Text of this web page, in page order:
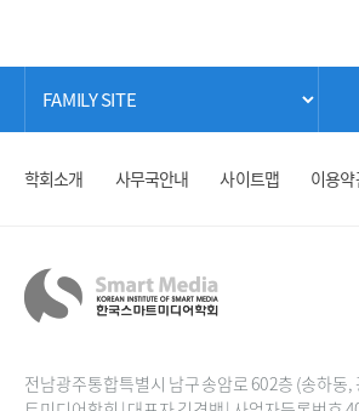
학회소개 사무국안내 사이트맵 이용
전남광주통합특별시 남구 송암로 60 2층 (송하동